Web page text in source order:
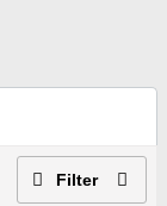
Filter